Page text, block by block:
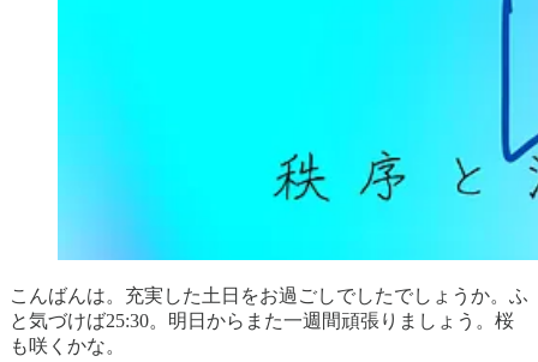
こんばんは。充実した土日をお過ごしでしたでしょうか。ふ
と気づけば25:30。明日からまた一週間頑張りましょう。桜
も咲くかな。